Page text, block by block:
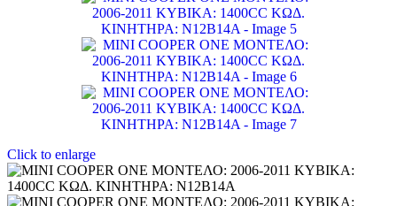
Click to enlarge